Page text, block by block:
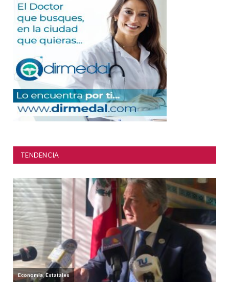
TENDENCIA